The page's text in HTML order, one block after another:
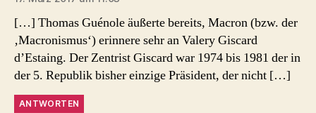
[…] Thomas Guénole äußerte bereits, Macron (bzw. der
‚Macronismus‘) erinnere sehr an Valery Giscard
d’Estaing. Der Zentrist Giscard war 1974 bis 1981 der in
der 5. Republik bisher einzige Präsident, der nicht […]
ANTWORTEN